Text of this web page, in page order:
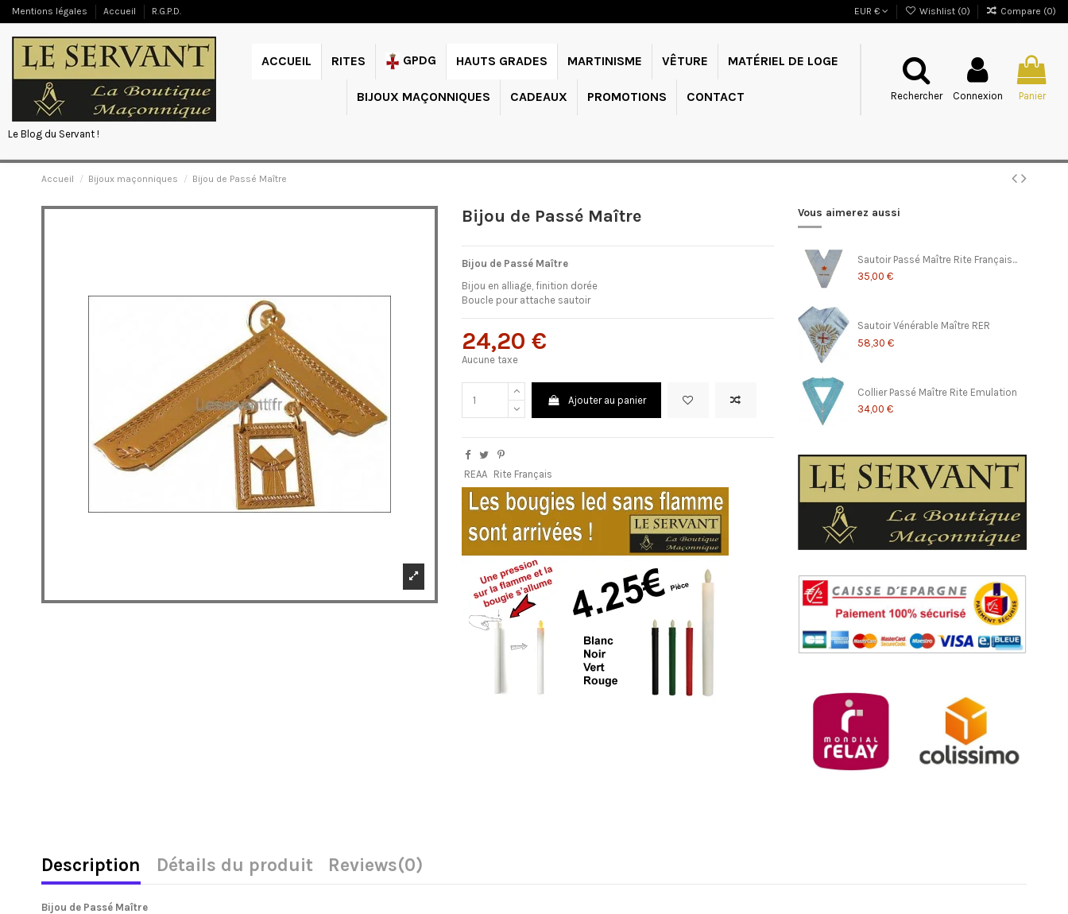
Mentions légales Accueil R.G.P.D. EUR € Wishlist (0) Compare (0)
ACCUEIL RITES GPDG HAUTS GRADES MARTINISME VÊTURE MATÉRIEL DE LOGE
BIJOUX MAÇONNIQUES CADEAUX PROMOTIONS CONTACT Rechercher Connexion Panier
Le Blog du Servant !
Accueil Bijoux maçonniques Bijou de Passé Maître
Bijou de Passé Maître
Bijou de Passé Maître
Bijou en alliage, finition dorée
Boucle pour attache sautoir
24,20 €
Aucune taxe
Ajouter au panier
REAA Rite Français
Vous aimerez aussi
Sautoir Passé Maître Rite Français...
35,00 €
Sautoir Vénérable Maître RER
58,30 €
Collier Passé Maître Rite Emulation
34,00 €
Description Détails du produit Reviews(0)
Bijou de Passé Maître